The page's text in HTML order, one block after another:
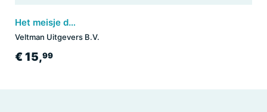
Het meisje dat op een olifant ontsnapte
Veltman Uitgevers B.V.
€ 15,99